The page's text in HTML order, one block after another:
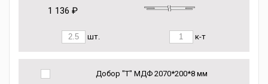
1 136 ₽
шт. к-т
Добор "Т" МДФ 2070*200*8 мм